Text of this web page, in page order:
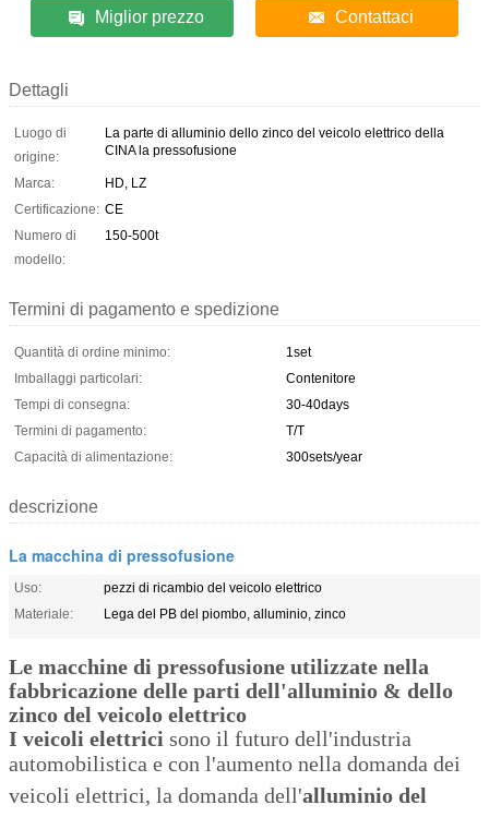
Miglior prezzo Contattaci
Dettagli
Luogo di
origine:
La parte di alluminio dello zinco del veicolo elettrico della
CINA la pressofusione
Marca:
HD, LZ
Certificazione: CE
Numero di
modello:
150-500t
Termini di pagamento e spedizione
Quantità di ordine minimo:
1set
Imballaggi particolari:
Contenitore
Tempi di consegna:
30-40days
Termini di pagamento:
T/T
Capacità di alimentazione:
300sets/year
descrizione
La macchina di pressofusione
Uso:
pezzi di ricambio del veicolo elettrico
Materiale:
Lega del PB del piombo, alluminio, zinco
Le macchine di pressofusione utilizzate nella
fabbricazione delle parti dell'alluminio & dello
zinco del veicolo elettrico
I veicoli elettrici sono il futuro dell'industria
automobilistica e con l'aumento nella domanda dei
veicoli elettrici, la domanda dell'alluminio del